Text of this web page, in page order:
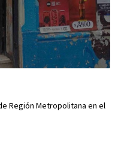
Región Metropolitana en el